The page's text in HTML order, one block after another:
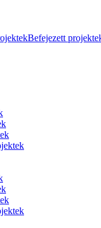
Befejezett